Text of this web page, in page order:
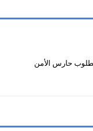
حارس الأمن